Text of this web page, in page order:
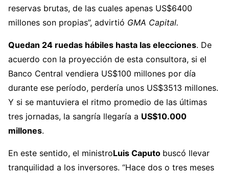
reservas brutas, de las cuales apenas US$6400
millones son propias”, advirtió GMA Capital.
Quedan 24 ruedas hábiles hasta las elecciones. De
acuerdo con la proyección de esta consultora, si el
Banco Central vendiera US$100 millones por día
durante ese período, perdería unos US$3513 millones.
Y si se mantuviera el ritmo promedio de las últimas
tres jornadas, la sangría llegaría a US$10.000
millones.
En este sentido, el ministroLuis Caputo buscó llevar
tranquilidad a los inversores. “Hace dos o tres meses